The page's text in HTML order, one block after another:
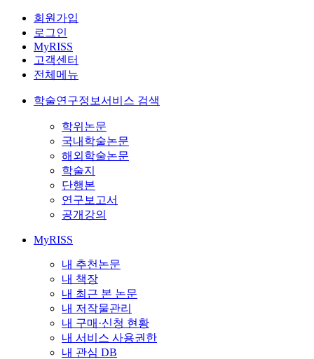
회원가입
로그인
MyRISS
고객센터
전체메뉴
학술연구정보서비스 검색
학위논문
국내학술논문
해외학술논문
학술지
단행본
연구보고서
공개강의
MyRISS
내 추천논문
내 책장
내 최근 본 논문
내 저작물관리
내 구매·신청 현황
내 서비스 사용권한
내 관심 DB